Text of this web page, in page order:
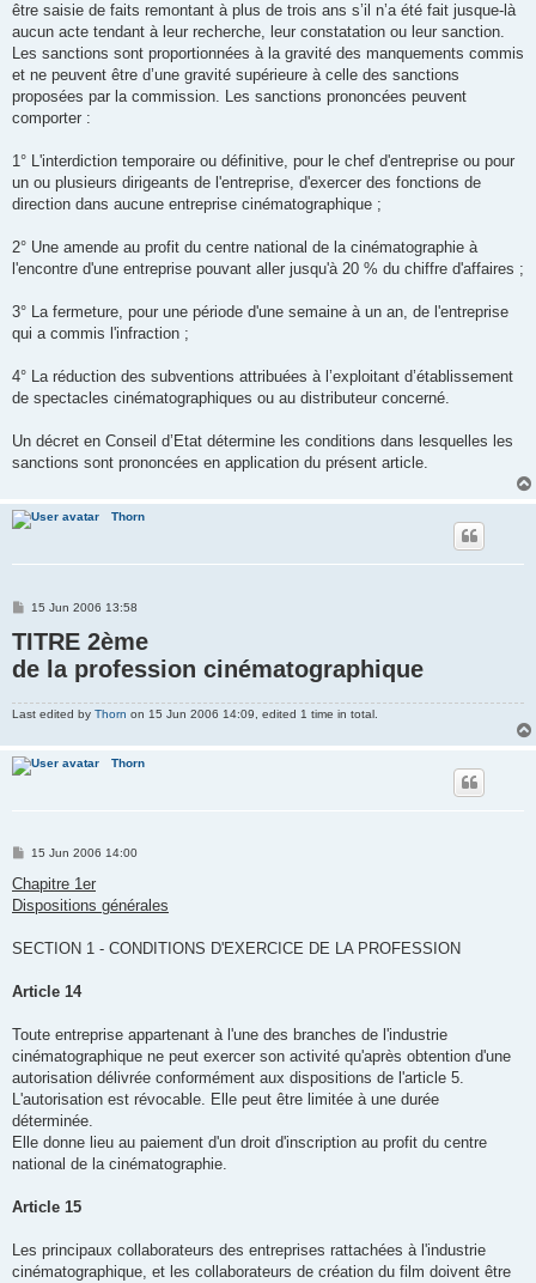
être saisie de faits remontant à plus de trois ans s’il n’a été fait jusque-là
aucun acte tendant à leur recherche, leur constatation ou leur sanction.
Les sanctions sont proportionnées à la gravité des manquements commis
et ne peuvent être d’une gravité supérieure à celle des sanctions
proposées par la commission. Les sanctions prononcées peuvent
comporter :
1° L'interdiction temporaire ou définitive, pour le chef d'entreprise ou pour
un ou plusieurs dirigeants de l'entreprise, d'exercer des fonctions de
direction dans aucune entreprise cinématographique ;
2° Une amende au profit du centre national de la cinématographie à
l'encontre d'une entreprise pouvant aller jusqu'à 20 % du chiffre d'affaires ;
3° La fermeture, pour une période d'une semaine à un an, de l'entreprise
qui a commis l'infraction ;
4° La réduction des subventions attribuées à l’exploitant d’établissement
de spectacles cinématographiques ou au distributeur concerné.
Un décret en Conseil d’Etat détermine les conditions dans lesquelles les
sanctions sont prononcées en application du présent article.
Thorn
P
s
t
15 Jun 2006 13:58
TITRE 2ème
de la profession cinématographique
Last edited by Thorn on 15 Jun 2006 14:09, edited 1 time in total.
Thorn
P
s
t
15 Jun 2006 14:00
Chapitre 1er
Dispositions générales
SECTION 1 - CONDITIONS D'EXERCICE DE LA PROFESSION
Article 14
Toute entreprise appartenant à l'une des branches de l'industrie
cinématographique ne peut exercer son activité qu'après obtention d'une
autorisation délivrée conformément aux dispositions de l'article 5.
L'autorisation est révocable. Elle peut être limitée à une durée
déterminée.
Elle donne lieu au paiement d'un droit d'inscription au profit du centre
national de la cinématographie.
Article 15
Les principaux collaborateurs des entreprises rattachées à l'industrie
cinématographique, et les collaborateurs de création du film doivent être